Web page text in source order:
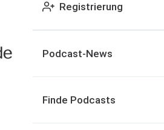
Registrierung
Podcast-News
Finde Podcasts